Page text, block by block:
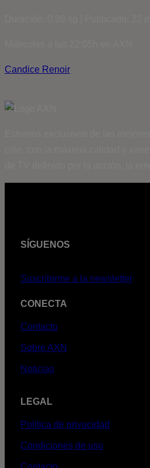
Candice Renoir
SÍGUENOS
Suscribirme a la newsletter
CONECTA
Contacto
Sobre AXN
Noticias
LEGAL
Política de privacidad
Condiciones de uso